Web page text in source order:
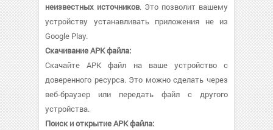
неизвестных источников. Это позволит вашему
устройству устанавливать приложения не из
Google Play.
Скачивание APK файла:
Скачайте APK файл на ваше устройство с
доверенного ресурса. Это можно сделать через
веб-браузер или передать файл с другого
устройства.
Поиск и открытие APK файла: